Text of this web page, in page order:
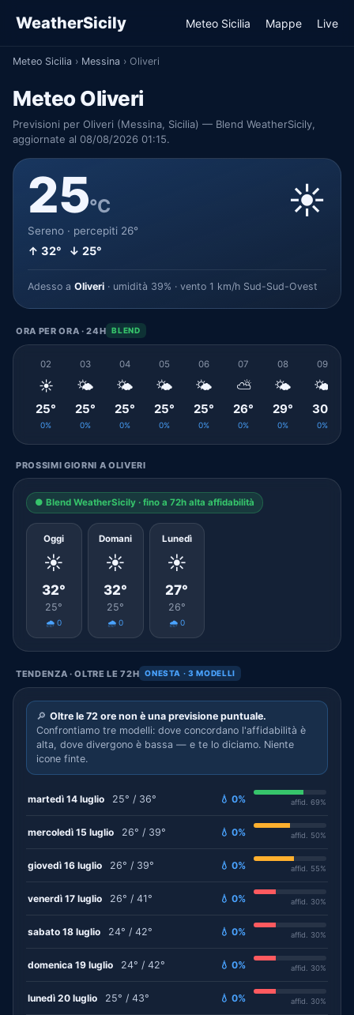
WeatherSicily Meteo Sicilia Mappe Live
Meteo Sicilia › Messina › Oliveri
Meteo Oliveri
Previsioni per Oliveri (Messina, Sicilia) — Blend WeatherSicily,
aggiornate al 08/08/2026 01:15.
25°C
Sereno · percepiti 26°
↑ 32° ↓ 25°
☀️
Adesso a Oliveri · umidità 39% · vento 1 km/h Sud-Sud-Ovest
ORA PER ORA · 24H BLEND
02
☀️
25°
0%
03
🌤️
25°
0%
04
🌤️
25°
0%
05
🌤️
25°
0%
06
🌤️
25°
0%
07
⛅
26°
0%
08
🌤️
29°
0%
09
🌤️
30°
0%
PROSSIMI GIORNI A OLIVERI
● Blend WeatherSicily · fino a 72h alta affidabilità
Oggi
☀️
32°
25°
🌧️ 0
Domani
☀️
32°
25°
🌧️ 0
Lunedì
☀️
27°
26°
🌧️ 0
TENDENZA · OLTRE LE 72H ONESTA · 3 MODELLI
🔎 Oltre le 72 ore non è una previsione puntuale.
Confrontiamo tre modelli: dove concordano l'affidabilità è
alta, dove divergono è bassa — e te lo diciamo. Niente
icone finte.
martedì 14 luglio 25° / 36° 💧 0% affid. 69%
mercoledì 15 luglio 26° / 39° 💧 0% affid. 50%
giovedì 16 luglio 26° / 39° 💧 0% affid. 55%
venerdì 17 luglio 26° / 41° 💧 0% affid. 30%
sabato 18 luglio 24° / 42° 💧 0% affid. 30%
domenica 19 luglio 24° / 42° 💧 0% affid. 30%
lunedì 20 luglio 25° / 43° 💧 0% affid. 30%